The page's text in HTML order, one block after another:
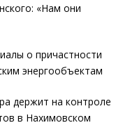
«Нам они
о причастности
энергообъектам
держит на контроле
в Нахимовском